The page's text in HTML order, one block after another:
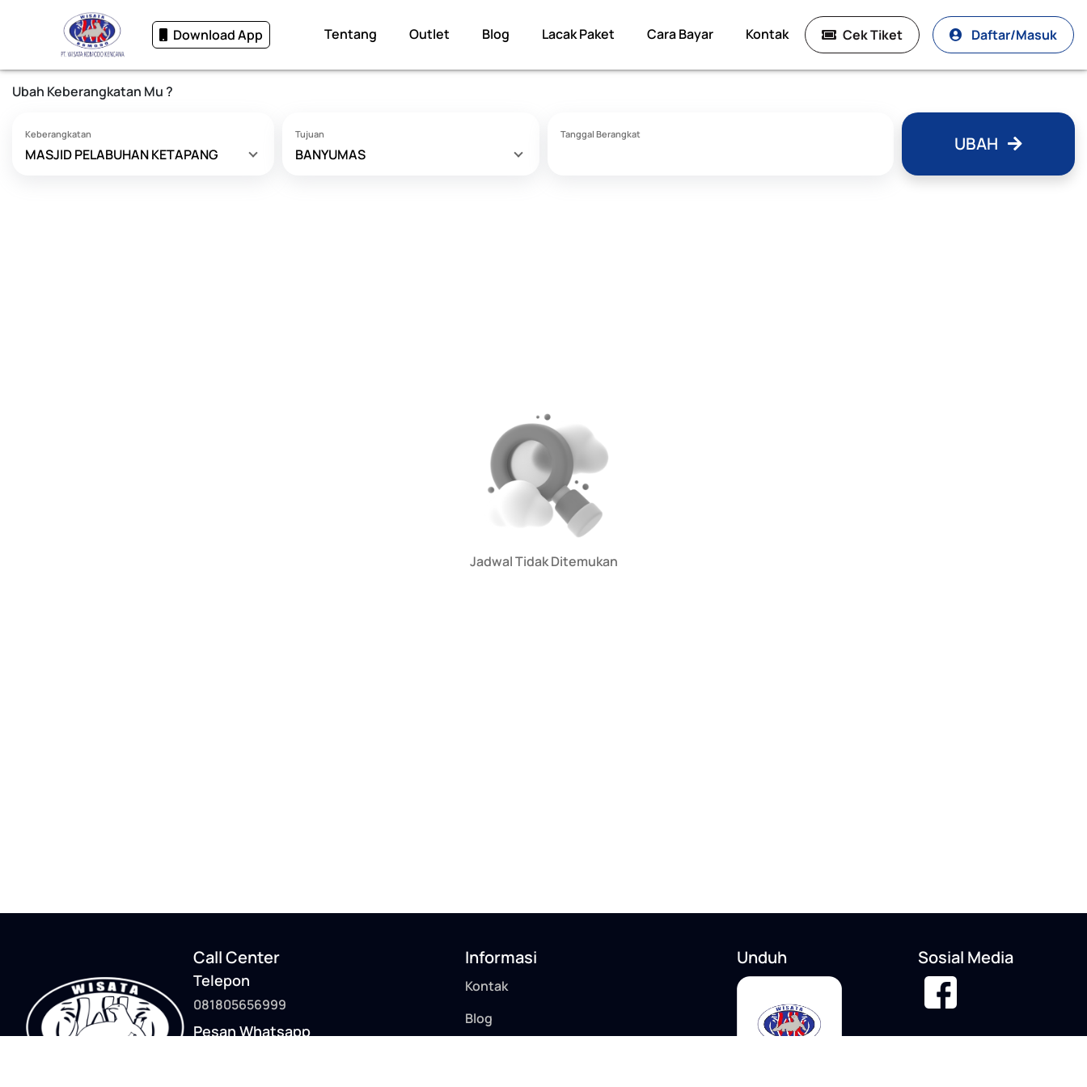
Download App Tentang Outlet Blog Lacak Paket Cara Bayar Kontak Daftar/Masuk
Cek Tiket
Ubah Keberangkatan Mu ?
Keberangkatan
MASJID PELABUHAN KETAPANG
Tujuan
BANYUMAS
Tanggal Berangkat UBAH
Jadwal Tidak Ditemukan
Call Center
Telepon
081805656999
Pesan Whatsapp
Informasi
Kontak
Blog
Unduh Sosial Media